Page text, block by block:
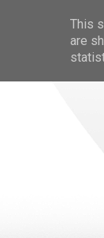
This
are